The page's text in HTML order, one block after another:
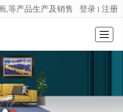
很遗憾，因您的浏览器版本过低导致无法获得最佳浏览体验，推荐下载安装谷歌浏览器！
,等产品生产及销售 登录 丨 注册
新闻动态 留言反馈